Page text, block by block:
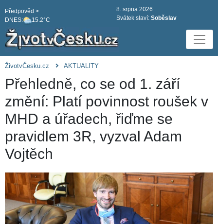
DNES: 15.2°C
Předpověd >
8. srpna 2026
Svátek slaví: Soběslav
ŽivotvČesku.cz AKTUALITY
Přehledně, co se od 1. září
změní: Platí povinnost roušek v
MHD a úřadech, řiďme se
pravidlem 3R, vyzval Adam
Vojtěch